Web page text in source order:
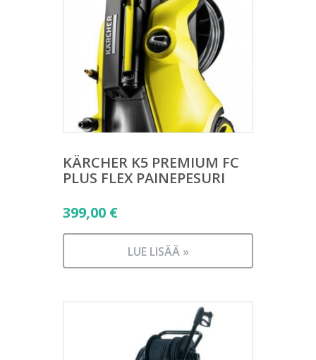
KÄRCHER K5 PREMIUM FC
PLUS FLEX PAINEPESURI
399,00 €
LUE LISÄÄ »